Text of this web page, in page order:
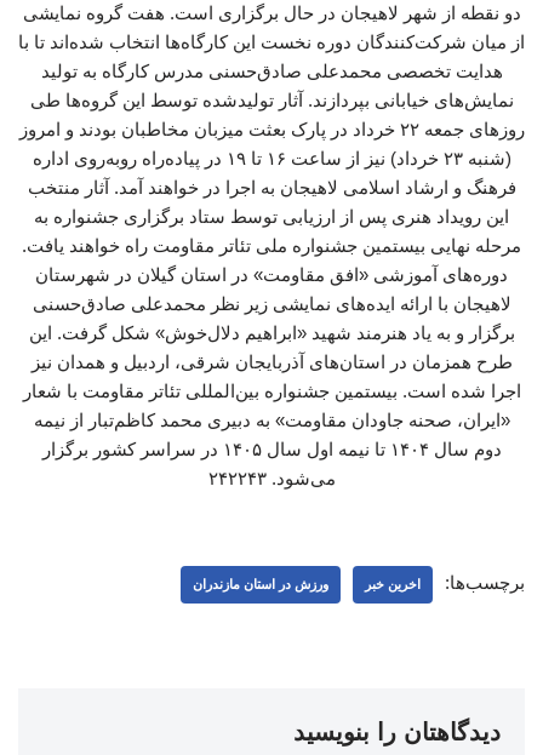
دو نقطه از شهر لاهیجان در حال برگزاری است. هفت گروه نمایشی
از میان شرکت‌کنندگان دوره نخست این کارگاه‌ها انتخاب شده‌اند تا با
هدایت تخصصی محمدعلی صادق‌حسنی مدرس کارگاه به تولید
نمایش‌های خیابانی بپردازند. آثار تولیدشده توسط این گروه‌ها طی
روزهای جمعه ۲۲ خرداد در پارک بعثت میزبان مخاطبان بودند و امروز
(شنبه ۲۳ خرداد) نیز از ساعت ۱۶ تا ۱۹ در پیاده‌راه روبه‌روی اداره
فرهنگ و ارشاد اسلامی لاهیجان به اجرا در خواهند آمد. آثار منتخب
این رویداد هنری پس از ارزیابی توسط ستاد برگزاری جشنواره به
مرحله نهایی بیستمین جشنواره ملی تئاتر مقاومت راه خواهند یافت.
دوره‌های آموزشی «افق مقاومت» در استان گیلان در شهرستان
لاهیجان با ارائه ایده‌های نمایشی زیر نظر محمدعلی صادق‌حسنی
برگزار و به یاد هنرمند شهید «ابراهیم دلال‌خوش» شکل گرفت. این
طرح همزمان در استان‌های آذربایجان شرقی، اردبیل و همدان نیز
اجرا شده است. بیستمین جشنواره بین‌المللی تئاتر مقاومت با شعار
«ایران، صحنه جاودان مقاومت» به دبیری محمد کاظم‌تبار از نیمه
دوم سال ۱۴۰۴ تا نیمه اول سال ۱۴۰۵ در سراسر کشور برگزار
می‌شود. ۲۴۲۲۴۳
برچسب‌ها: اخرین خبر ورزش در استان مازندران
دیدگاهتان را بنویسید